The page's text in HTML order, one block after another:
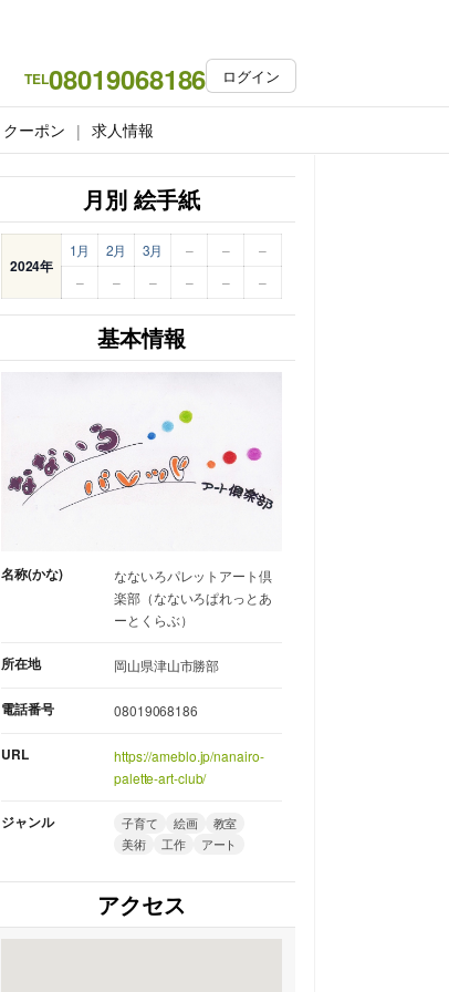
TEL08019068186 ログイン
クーポン 求人情報
月別 絵手紙
2024年
1月 2月 3月 – –
–
–
– – – – –
基本情報
名称(かな)
なないろパレットアート倶
楽部（なないろぱれっとあ
ーとくらぶ）
所在地 岡山県津山市勝部
電話番号 08019068186
URL
https://ameblo.jp/nanairo-
palette-art-club/
ジャンル 子育て 絵画
教室
美術
工作 アート
アクセス